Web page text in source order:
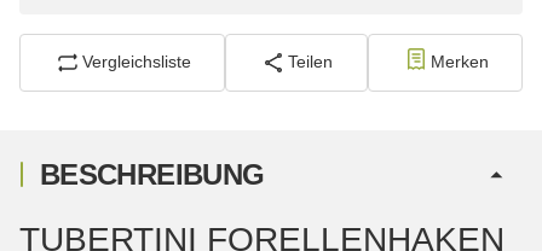
Vergleichsliste Teilen Merken
BESCHREIBUNG
TUBERTINI FORELLENHAKEN